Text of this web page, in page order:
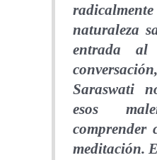
naturaleza
entrada
conversación,
Saraswati
esos
comprender
meditación.